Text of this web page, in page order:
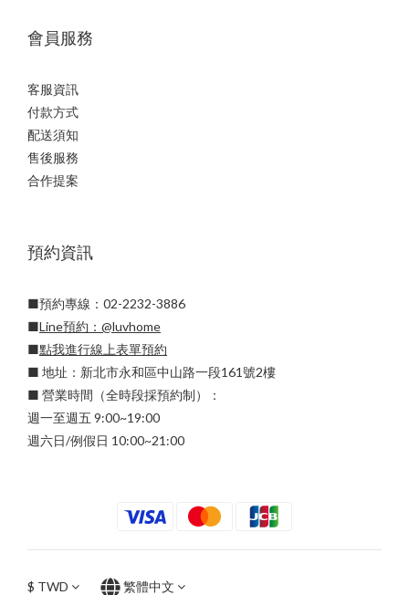
會員服務
客服資訊
付款方式
配送須知
售後服務
合作提案
預約資訊
■預約專線：02-2232-3886
■Line預約： @luvhome
■點我進行線上表單預約
■ 地址：新北市永和區中山路一段161號2樓
■ 營業時間（全時段採預約制）：
週一至週五 9:00~19:00
週六日/例假日 10:00~21:00
$ TWD 繁體中文